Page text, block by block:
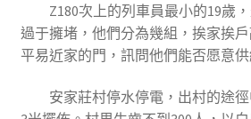
Z180次上的列車員最小的19歲
過于擁堵，他們分為幾組，挨家挨
平易近家的門，訊問他們能否愿意
安家莊村停水停電，出村的途